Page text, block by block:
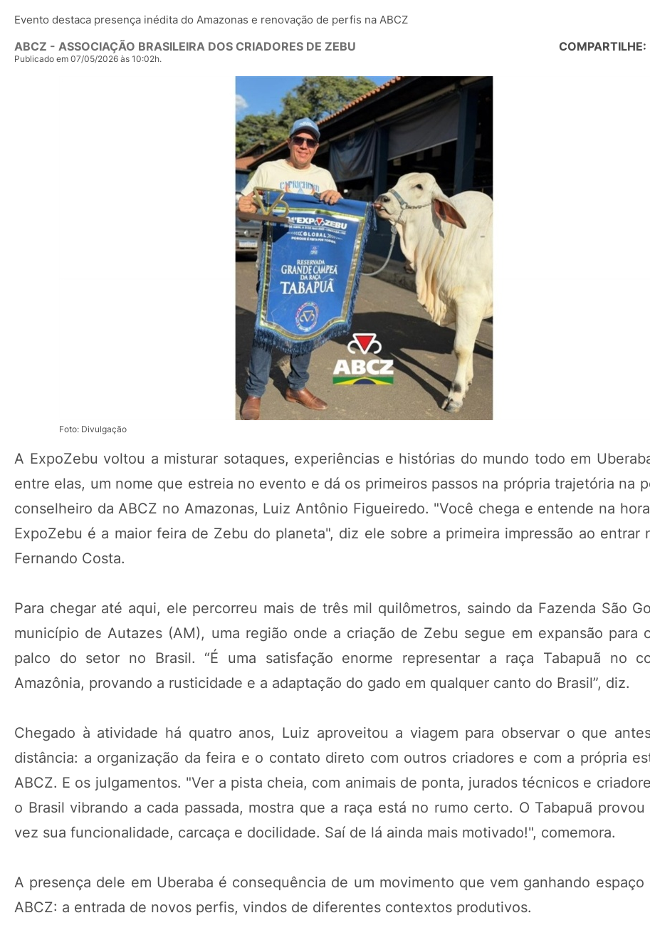
Evento destaca presença inédita do Amazonas e renovação de perfis na ABCZ
ABCZ - ASSOCIAÇÃO BRASILEIRA DOS CRIADORES DE ZEBU
Publicado em 07/05/2026 às 10:02h.
COMPARTILHE:
Foto: Divulgação
A ExpoZebu voltou a misturar sotaques, experiências e histórias do mundo todo em
entre elas, um nome que estreia no evento e dá os primeiros passos na própria trajetória na
conselheiro da ABCZ no Amazonas, Luiz Antônio Figueiredo. "Você chega e entende na
ExpoZebu é a maior feira de Zebu do planeta", diz ele sobre a primeira impressão ao entrar
Fernando Costa.
Para chegar até aqui, ele percorreu mais de três mil quilômetros, saindo da Fazenda São
município de Autazes (AM), uma região onde a criação de Zebu segue em expansão para
palco do setor no Brasil. “É uma satisfação enorme representar a raça Tabapuã no
Amazônia, provando a rusticidade e a adaptação do gado em qualquer canto do Brasil”, diz.
Chegado à atividade há quatro anos, Luiz aproveitou a viagem para observar o que
distância: a organização da feira e o contato direto com outros criadores e com a própria
ABCZ. E os julgamentos. "Ver a pista cheia, com animais de ponta, jurados técnicos e
o Brasil vibrando a cada passada, mostra que a raça está no rumo certo. O Tabapuã provou
vez sua funcionalidade, carcaça e docilidade. Saí de lá ainda mais motivado!", comemora.
A presença dele em Uberaba é consequência de um movimento que vem ganhando espaço
ABCZ: a entrada de novos perfis, vindos de diferentes contextos produtivos.